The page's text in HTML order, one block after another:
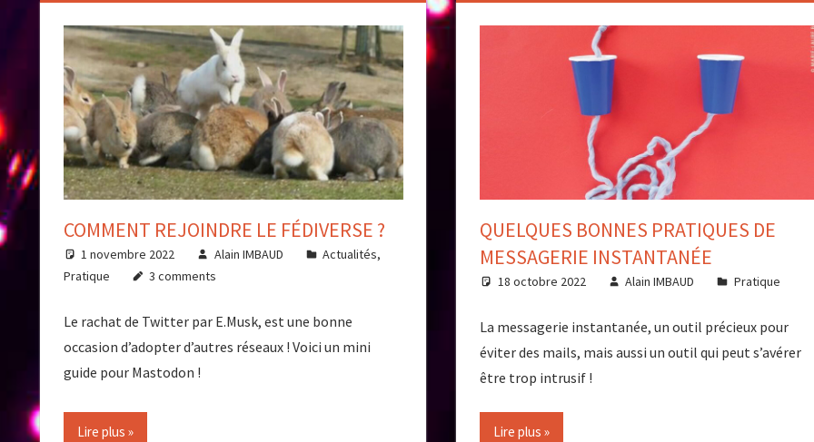
COMMENT REJOINDRE LE FÉDIVERSE ?
1 novembre 2022 Alain IMBAUD Actualités,
Pratique
3 comments
Le rachat de Twitter par E.Musk, est une bonne
occasion d’adopter d’autres réseaux ! Voici un mini
guide pour Mastodon !
Lire plus
QUELQUES BONNES PRATIQUES DE
MESSAGERIE INSTANTANÉE
18 octobre 2022 Alain IMBAUD Pratique
La messagerie instantanée, un outil précieux pour
éviter des mails, mais aussi un outil qui peut s’avérer
être trop intrusif !
Lire plus